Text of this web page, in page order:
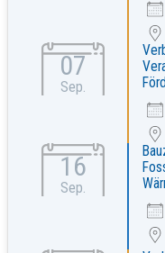
07
Sep.
16
Sep.